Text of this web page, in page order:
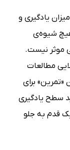
یادگیری و
شیوه‌ی
موثر نیست.
مطالعات
«تمرین» برای
سطح یادگیری
یک قدم به جلو